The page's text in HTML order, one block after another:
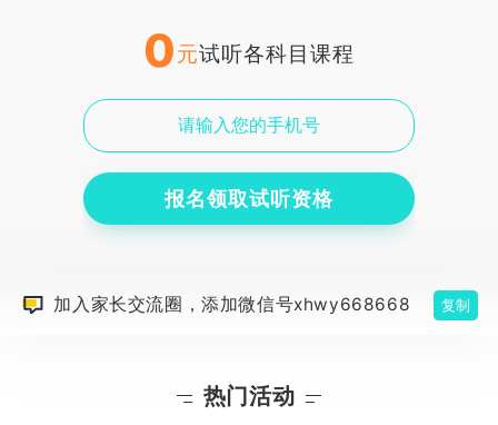
0元试听各科目课程
报名领取试听资格
加入家长交流圈，添加微信号xhwy668668 复制
热门活动